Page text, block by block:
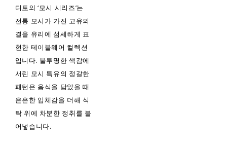
디토의 ‘모시 시리즈’는
전통 모시가 가진 고유의
결을 유리에 섬세하게 표
현한 테이블웨어 컬렉션
입니다. 불투명한 색감에
서린 모시 특유의 정갈한
패턴은 음식을 담았을 때
은은한 입체감을 더해 식
탁 위에 차분한 정취를 불
어넣습니다.